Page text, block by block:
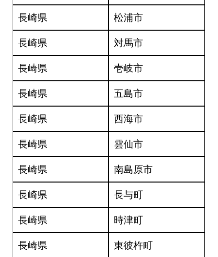
長崎県 松浦市
長崎県 対馬市
長崎県 壱岐市
長崎県 五島市
長崎県 西海市
長崎県 雲仙市
長崎県 南島原市
長崎県 長与町
長崎県 時津町
長崎県 東彼杵町